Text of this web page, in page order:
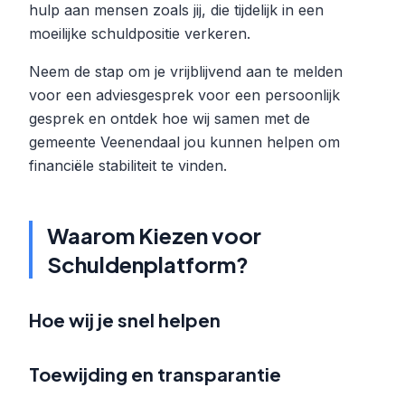
hulp aan mensen zoals jij, die tijdelijk in een
moeilijke schuldpositie verkeren.
Neem de stap om je vrijblijvend aan te melden
voor een adviesgesprek voor een persoonlijk
gesprek en ontdek hoe wij samen met de
gemeente Veenendaal jou kunnen helpen om
financiële stabiliteit te vinden.
Waarom Kiezen voor
Schuldenplatform?
Hoe wij je snel helpen
Toewijding en transparantie